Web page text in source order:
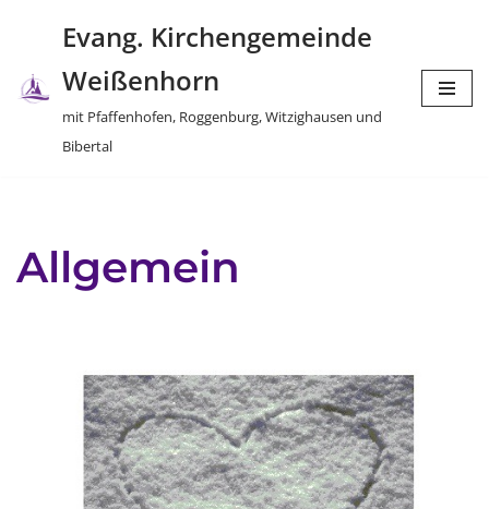
Inhalt
springen
Evang. Kirchengemeinde
Weißenhorn
mit Pfaffenhofen, Roggenburg, Witzighausen und
Bibertal
Allgemein